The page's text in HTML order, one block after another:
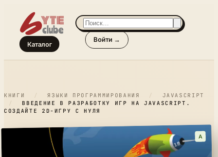
Каталог
Войти →
КНИГИ / ЯЗЫКИ ПРОГРАММИРОВАНИЯ /
JAVASCRIPT
/
ВВЕДЕНИЕ В РАЗРАБОТКУ ИГР НА JAVASCRIPT.
СОЗДАЙТЕ 2D-ИГРУ С НУЛЯ
A